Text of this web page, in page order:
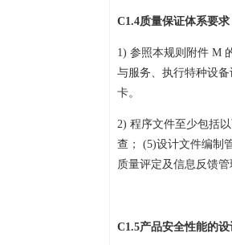
C1.4质量保证体系要求
1) 参照本规则附件 M
与服务、执行特种设备
卡。
2) 程序文件至少包括
查；
(5)设计文件编制
质量评定及信息反馈管
C1.5产品安全性能的